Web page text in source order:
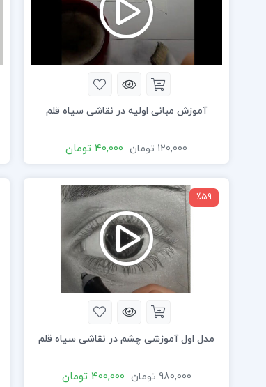
آموزش مبانی اولیه در نقاشی سیاه قلم
120,000 تومان 40,000 تومان
نمایشگر
ویدیو
٪59
مدل اول آموزشی چشم در نقاشی سیاه قلم
980,000 تومان 400,000 تومان